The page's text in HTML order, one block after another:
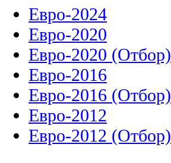
Евро-2024
Евро-2020
Евро-2020 (Отбор)
Евро-2016
Евро-2016 (Отбор)
Евро-2012
Евро-2012 (Отбор)